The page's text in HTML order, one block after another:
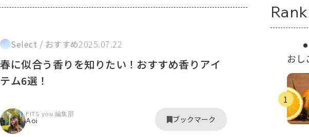
Select / おすすめ2025.07.22
春に似合う香りを知りたい！おすすめ香りアイ
テム6選！
FITS you.編集部
Aoi ブックマーク
おし